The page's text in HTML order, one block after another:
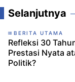
Selanjutnya
BERITA UTAMA
Refleksi 30
Prestasi Nyata
Politik?